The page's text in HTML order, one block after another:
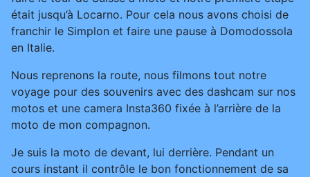
était jusqu’à Locarno. Pour cela nous avons choisi de
franchir le Simplon et faire une pause à Domodossola
en Italie.
Nous reprenons la route, nous filmons tout notre
voyage pour des souvenirs avec des dashcam sur nos
motos et une camera Insta360 fixée à l’arrière de la
moto de mon compagnon.
Je suis la moto de devant, lui derrière. Pendant un
cours instant il contrôle le bon fonctionnement de sa